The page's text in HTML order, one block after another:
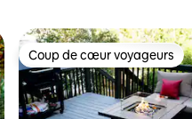
Coup de cœur voyageurs
Coup de cœur voyageurs